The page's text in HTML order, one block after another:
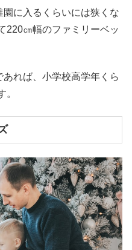
に入るくらいには狭くな
220㎝幅のファミリーベッ
れば、小学校高学年くら
。